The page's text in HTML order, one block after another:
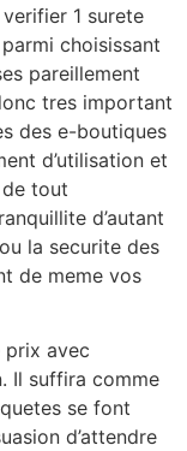
1 surete
choisissant
pareillement
tres important
des e-boutiques
d’utilisation et
tout
d’autant
la securite des
de meme vos
prix avec
Il suffira comme
se font
d’attendre